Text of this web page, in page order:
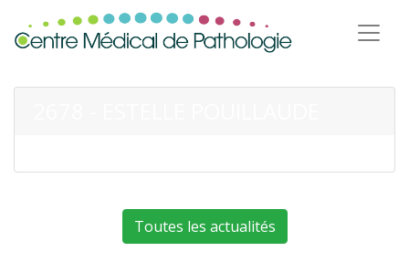
Toutes les actualités